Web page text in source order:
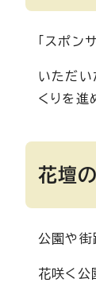
「スポ
いただい
くりを進
花壇
公園や街
花咲く公